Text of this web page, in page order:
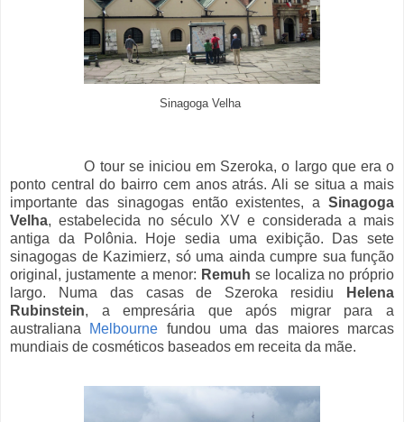
Sinagoga Velha
O tour se iniciou em Szeroka, o largo que era o
ponto central do bairro cem anos atrás. Ali se situa a mais
importante das sinagogas então existentes, a Sinagoga
Velha, estabelecida no século XV e considerada a mais
antiga da Polônia. Hoje sedia uma exibição. Das sete
sinagogas de Kazimierz, só uma ainda cumpre sua função
original, justamente a menor: Remuh se localiza no próprio
largo. Numa das casas de Szeroka residiu
Helena
Rubinstein, a empresária que após migrar para a
australiana Melbourne fundou uma das maiores marcas
mundiais de cosméticos baseados em receita da mãe.